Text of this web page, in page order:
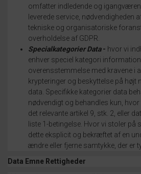
omfatter indledende og
leverede service, nødvendigheden
tekniske og organisatoriske
overholdelse af GDPR.
Specialkategorier Data - hvor vi
enhver speciel kategori
overensstemmelse med kravene i
krypteringer og beskyttelse på højt
data. Specifikke kategorier data
nødvendigt og behandles kun,
det relevante artikel 9, stk. 2, eller
liste 1-betingelse. Hvor vi stoler på
dette eksplicit og bekræftet af en
ændre eller fjerne samtykke, der er
Data Emne Rettigheder